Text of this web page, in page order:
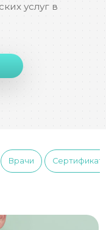
услуг в
Врачи